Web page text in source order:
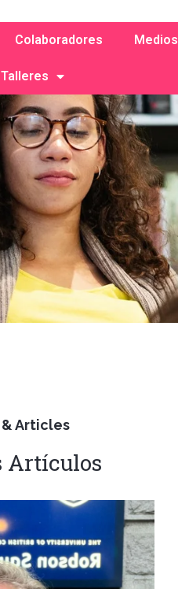
Colaboradores Medios
Articles
Artículos